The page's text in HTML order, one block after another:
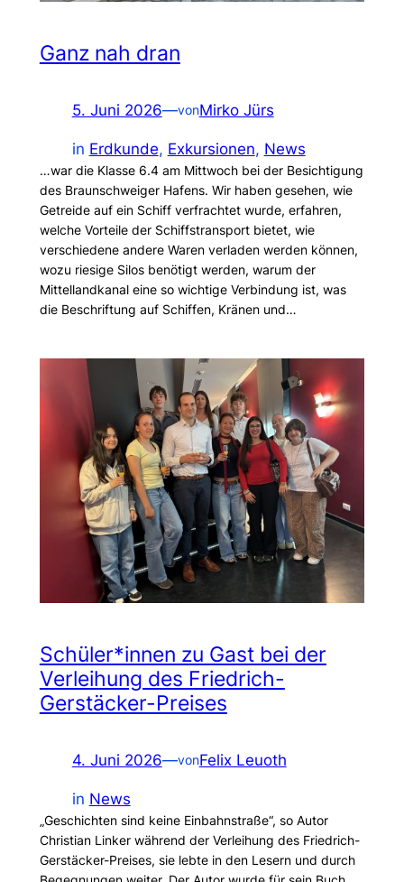
Ganz nah dran
5. Juni 2026—vonMirko Jürs
in Erdkunde, Exkursionen, News
…war die Klasse 6.4 am Mittwoch bei der Besichtigung
des Braunschweiger Hafens. Wir haben gesehen, wie
Getreide auf ein Schiff verfrachtet wurde, erfahren,
welche Vorteile der Schiffstransport bietet, wie
verschiedene andere Waren verladen werden können,
wozu riesige Silos benötigt werden, warum der
Mittellandkanal eine so wichtige Verbindung ist, was
die Beschriftung auf Schiffen, Kränen und…
Schüler*innen zu Gast bei der
Verleihung des Friedrich-
Gerstäcker-Preises
4. Juni 2026—vonFelix Leuoth
in News
„Geschichten sind keine Einbahnstraße“, so Autor
Christian Linker während der Verleihung des Friedrich-
Gerstäcker-Preises, sie lebte in den Lesern und durch